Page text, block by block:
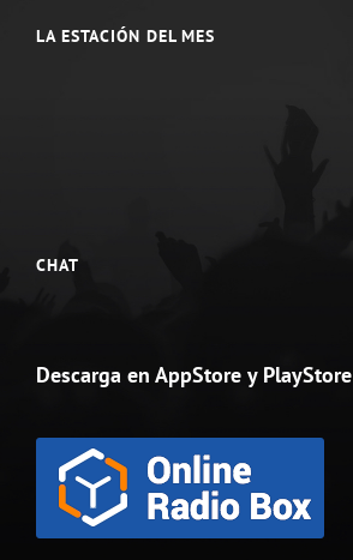
LA ESTACIÓN DEL MES
CHAT
Descarga en AppStore y PlayStore